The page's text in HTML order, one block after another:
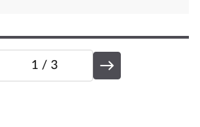
1 / 3